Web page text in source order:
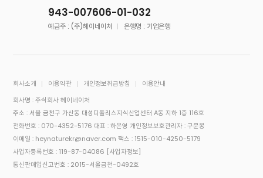
943-007606-01-032
예금주 : (주)헤이네이처 은행명 : 기업은행
회사소개 이용약관 개인정보취급방침
이용안내
회사명 : 주식회사 헤이네이처
주소 : 서울 금천구 가산동 대성디폴리스지식산업센터 A동 지하 1층 116호
전화번호 : 070-4352-5176 대표 : 하은영 개인정보보호관리자 : 구문봉
이메일 : heynaturekr@naver.com 팩스 : 1515-010-4250-5179
사업자등록번호 : 119-87-04086 [사업자정보]
통신판매업신고번호 : 2015-서울금천-0492호